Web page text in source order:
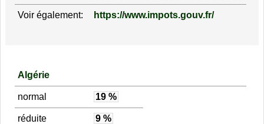
Voir également:
https://www.impots.gouv.fr/
Algérie
normal 19 %
réduite 9 %